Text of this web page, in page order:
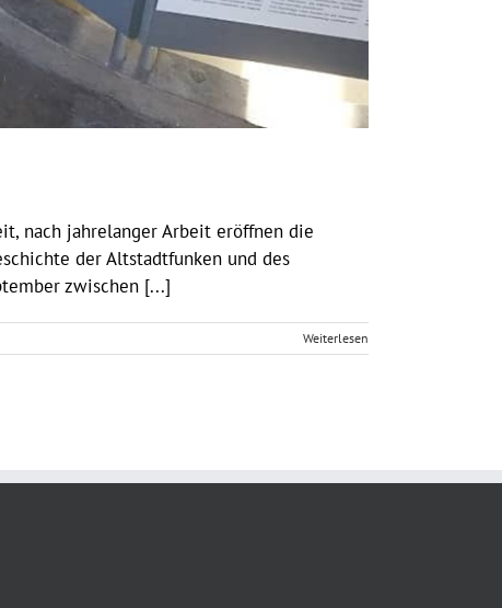
nach jahrelanger Arbeit eröffnen die
der Altstadtfunken und des
zwischen [...]
Weiterlesen